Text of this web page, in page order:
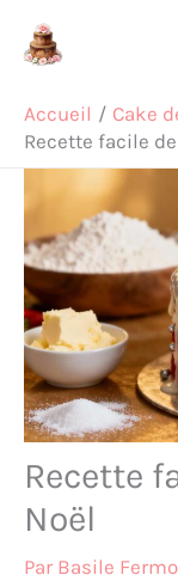
Accueil
Cake
Recette facile
Recette
Noël
Par Basile
Rechercher